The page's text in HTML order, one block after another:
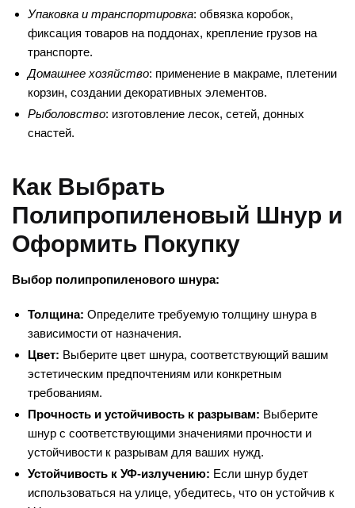
Упаковка и транспортировка: обвязка коробок,
фиксация товаров на поддонах, крепление грузов на
транспорте.
Домашнее хозяйство: применение в макраме, плетении
корзин, создании декоративных элементов.
Рыболовство: изготовление лесок, сетей, донных
снастей.
Как Выбрать
Полипропиленовый Шнур и
Оформить Покупку
Выбор полипропиленового шнура:
Толщина: Определите требуемую толщину шнура в
зависимости от назначения.
Цвет: Выберите цвет шнура, соответствующий вашим
эстетическим предпочтениям или конкретным
требованиям.
Прочность и устойчивость к разрывам: Выберите
шнур с соответствующими значениями прочности и
устойчивости к разрывам для ваших нужд.
Устойчивость к УФ-излучению: Если шнур будет
использоваться на улице, убедитесь, что он устойчив к